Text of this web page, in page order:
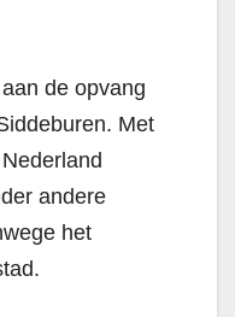
de opvang
Met
andere
het